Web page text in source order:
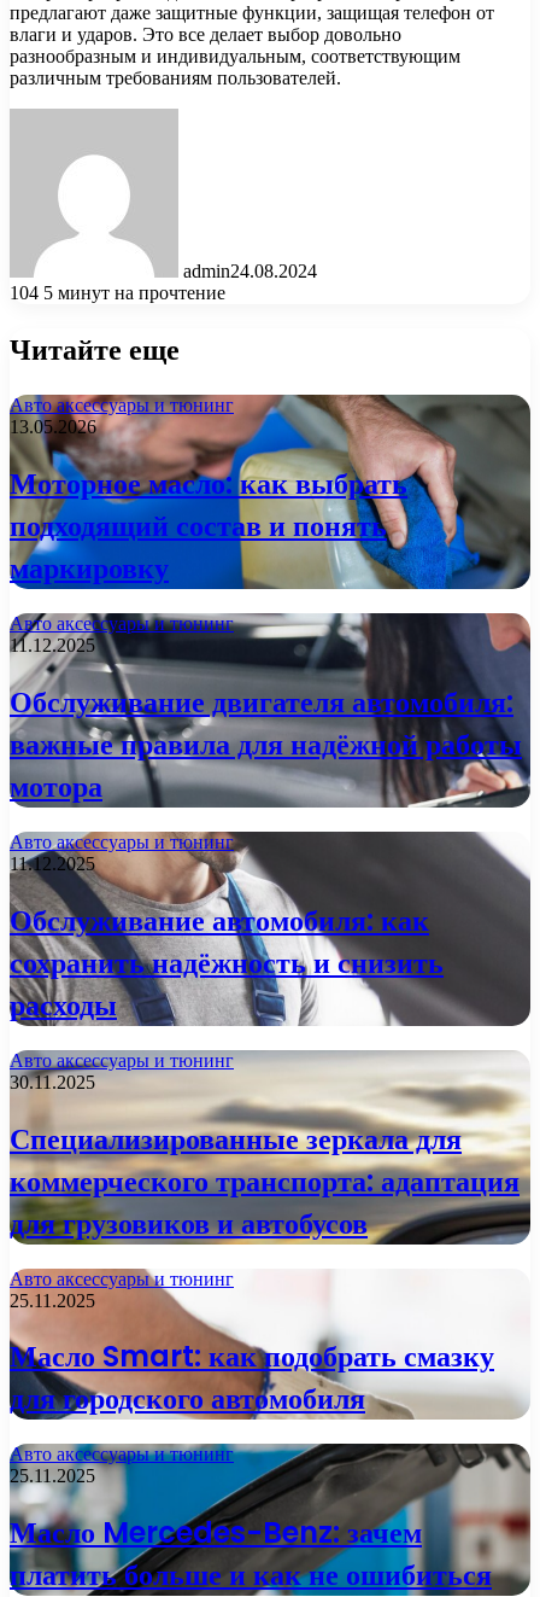
предлагают даже защитные функции, защищая телефон от
влаги и ударов. Это все делает выбор довольно
разнообразным и индивидуальным, соответствующим
различным требованиям пользователей.
admin24.08.2024
104 5 минут на прочтение
Читайте еще
Авто аксессуары и тюнинг
13.05.2026
Моторное масло: как выбрать
подходящий состав и понять
маркировку
Авто аксессуары и тюнинг
11.12.2025
Обслуживание двигателя автомобиля:
важные правила для надёжной работы
мотора
Авто аксессуары и тюнинг
11.12.2025
Обслуживание автомобиля: как
сохранить надёжность и снизить
расходы
Авто аксессуары и тюнинг
30.11.2025
Специализированные зеркала для
коммерческого транспорта: адаптация
для грузовиков и автобусов
Авто аксессуары и тюнинг
25.11.2025
Масло Smart: как подобрать смазку
для городского автомобиля
Авто аксессуары и тюнинг
25.11.2025
Масло Mercedes-Benz: зачем
платить больше и как не ошибиться